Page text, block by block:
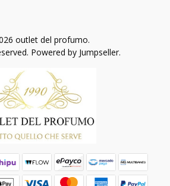
outlet del profumo.
Powered by Jumpseller.